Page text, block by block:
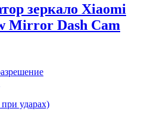
зеркало Xiaomi
Mirror Dash Cam
ударах)